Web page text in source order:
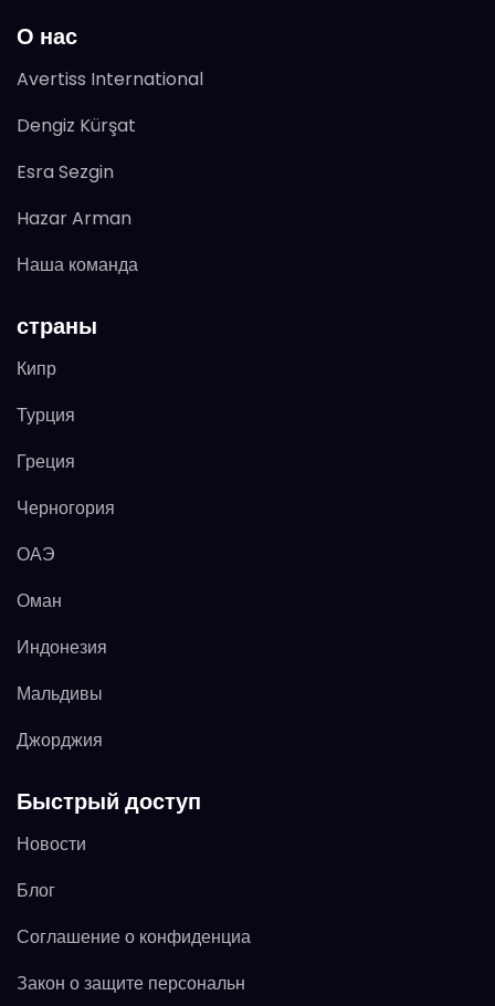
О нас
Avertiss International
Dengiz Kürşat
Esra Sezgin
Hazar Arman
Наша команда
страны
Кипр
Турция
Греция
Черногория
ОАЭ
Оман
Индонезия
Мальдивы
Джорджия
Быстрый доступ
Новости
Блог
Соглашение о конфиденциа
Закон о защите персональн